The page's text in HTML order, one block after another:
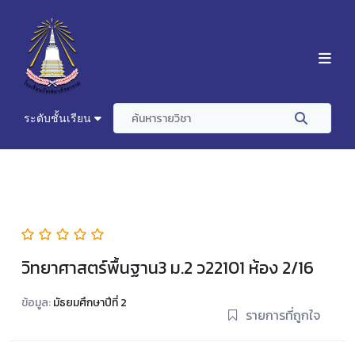
ระดับชั้นเรียน
วิทยาศาสตร์พื้นฐาน3 ม.2 ว22101 ห้อง 2/16
ข้อมูล:มัธยมศึกษาปีที่ 2
รายการที่ถูกใจ